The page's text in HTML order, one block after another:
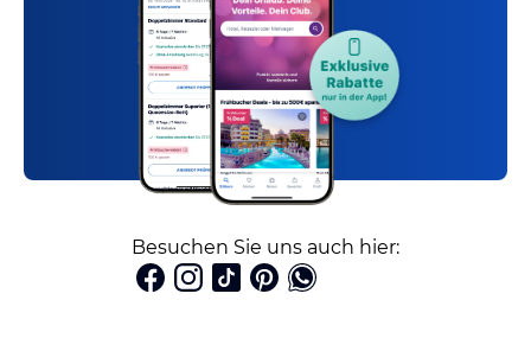
Besuchen Sie uns auch hier: